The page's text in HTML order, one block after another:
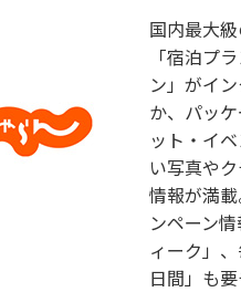
国内最大
「宿泊プ
ン」がイ
か、パッ
ット・イ
い写真や
情報が満
ンペーン
ィーク」
日間」も